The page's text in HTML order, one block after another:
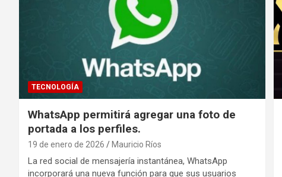
TECNOLOGÍA
WhatsApp permitirá agregar una foto de
portada a los perfiles.
19 de enero de 2026 Mauricio Ríos
La red social de mensajería instantánea, WhatsApp
incorporará una nueva función para que sus usuarios